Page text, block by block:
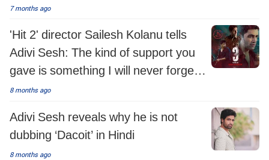
7 months ago
'Hit 2' director Sailesh Kolanu tells
Adivi Sesh: The kind of support you
gave is something I will never forget
in my life!
8 months ago
Adivi Sesh reveals why he is not
dubbing ‘Dacoit’ in Hindi
8 months ago